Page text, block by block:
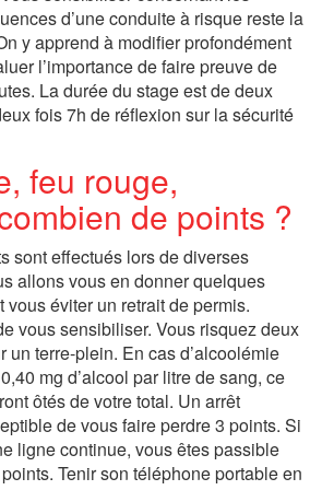
d’une conduite à risque reste la
y apprend à modifier profondément
l’importance de faire preuve de
La durée du stage est de deux
fois 7h de réflexion sur la sécurité
feu rouge,
de points ?
sont effectués lors de diverses
allons vous en donner quelques
éviter un retrait de permis.
vous sensibiliser. Vous risquez deux
un terre-plein. En cas d’alcoolémie
mg d’alcool par litre de sang, ce
ôtés de votre total. Un arrêt
de vous faire perdre 3 points. Si
ligne continue, vous êtes passible
Tenir son téléphone portable en